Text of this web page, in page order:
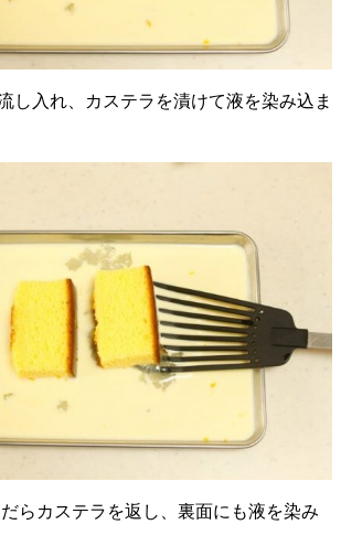
し入れ、カステラを漬けて液を染み込ま
らカステラを返し、裏面にも液を染み